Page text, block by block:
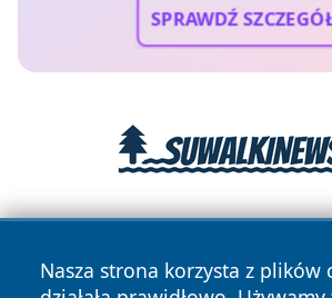
SPRAWDŹ
Nasza strona korzysta z plików